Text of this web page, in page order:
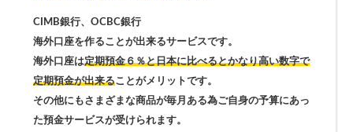
CIMB銀行、OCBC銀行
海外口座を作ることが出来るサービスです。
海外口座は定期預金６％と日本に比べるとかなり高い数字で
定期預金が出来ることがメリットです。
その他にもさまざまな商品が毎月ある為ご自身の予算にあっ
た預金サービスが受けられます。